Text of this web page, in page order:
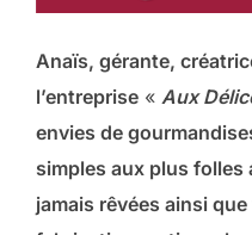
Anaïs, gérante,
l’entreprise « Aux
envies de
simples aux plus folles
jamais rêvées ainsi